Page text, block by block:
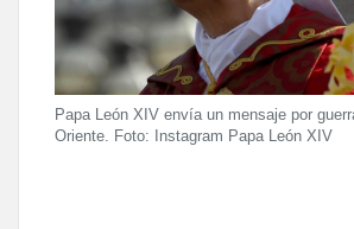
Papa León XIV envía un mensaje por
Oriente. Foto: Instagram Papa León XIV